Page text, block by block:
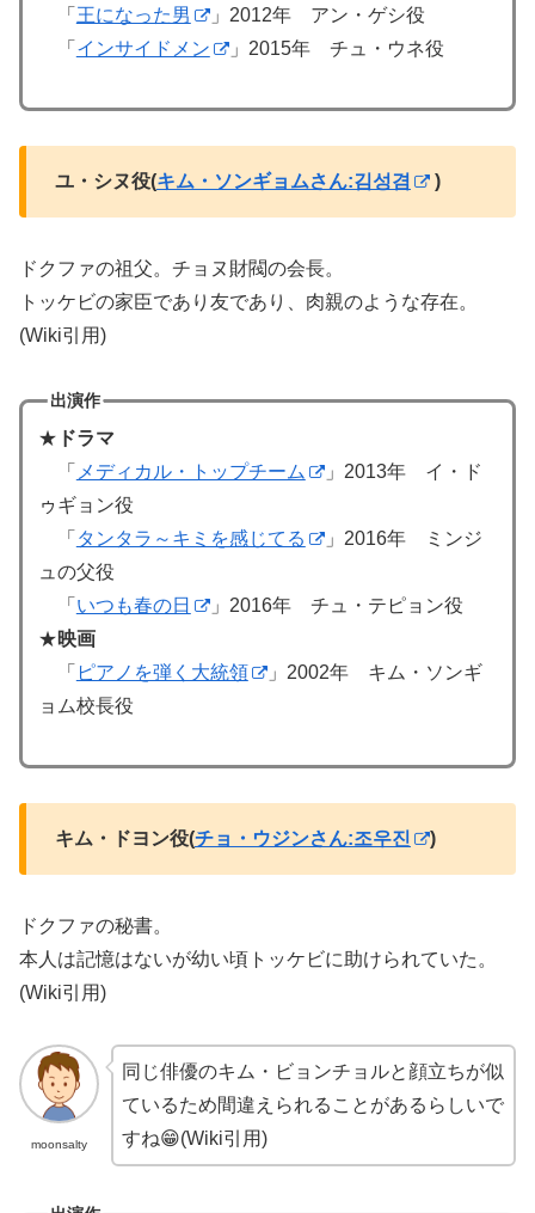
「 王になった男
」2012年 アン・ゲシ役
「 インサイドメン 」2015年 チュ・ウネ役
ユ・シヌ役(キム・ソンギョムさん:김성겸 )
ドクファの祖父。チョヌ財閥の会長。
トッケビの家臣であり友であり、肉親のような存在。
(Wiki引用)
出演作
★ ドラマ
「 メディカル・トップチーム
」2013年 イ・ド
ゥギョン役
「 タンタラ～キミを感じてる
」2016年 ミンジ
ュの父役
「 いつも春の日
」2016年 チュ・テピョン役
★映画
「 ピアノを弾く大統領
」2002年 キム・ソンギ
ョム校長役
キム・ドヨン役(チョ・ウジンさん:조우진 )
ドクファの秘書。
本人は記憶はないが幼い頃トッケビに助けられていた。
(Wiki引用)
moonsalty
同じ俳優のキム・ビョンチョルと顔立ちが似
ているため間違えられることがあるらしいで
すね😁(Wiki引用)